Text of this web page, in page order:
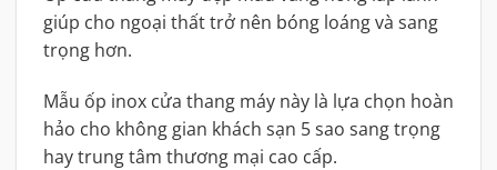
giúp cho ngoại thất trở nên bóng loáng và sang
trọng hơn.
Mẫu ốp inox cửa thang máy này là lựa chọn hoàn
hảo cho không gian khách sạn 5 sao sang trọng
hay trung tâm thương mại cao cấp.